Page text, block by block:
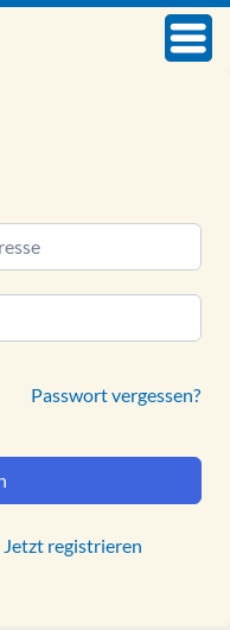
Passwort vergessen?
Jetzt registrieren